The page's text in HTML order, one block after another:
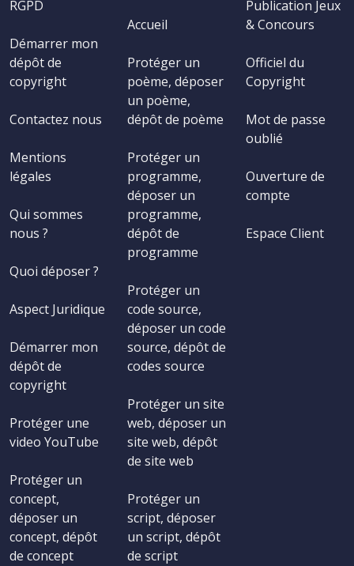
RGPD
Démarrer mon
dépôt de
copyright
Contactez nous
Mentions
légales
Qui sommes
nous ?
Quoi déposer ?
Aspect Juridique
Démarrer mon
dépôt de
copyright
Protéger une
video YouTube
Protéger un
concept,
déposer un
concept, dépôt
de concept
Accueil
Protéger un
poème, déposer
un poème,
dépôt de poème
Protéger un
programme,
déposer un
programme,
dépôt de
programme
Protéger un
code source,
déposer un code
source, dépôt de
codes source
Protéger un site
web, déposer un
site web, dépôt
de site web
Protéger un
script, déposer
un script, dépôt
de script
Publication Jeux
& Concours
Officiel du
Copyright
Mot de passe
oublié
Ouverture de
compte
Espace Client